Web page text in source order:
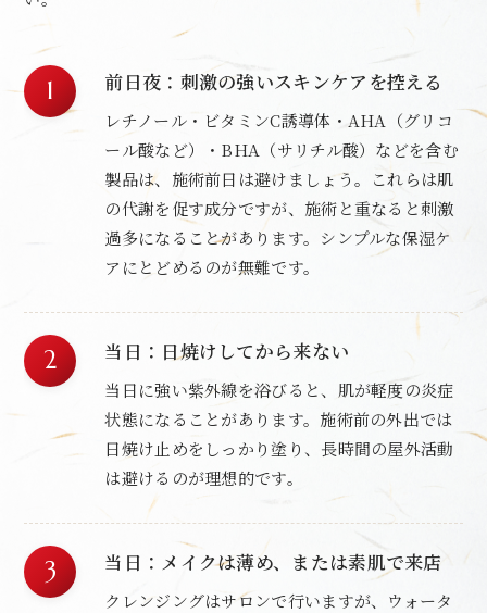
前日夜：刺激の強いスキンケアを控える
レチノール・ビタミンC誘導体・AHA（グリコ
ール酸など）・BHA（サリチル酸）などを含む
製品は、施術前日は避けましょう。これらは肌
の代謝を促す成分ですが、施術と重なると刺激
過多になることがあります。シンプルな保湿ケ
アにとどめるのが無難です。
当日：日焼けしてから来ない
当日に強い紫外線を浴びると、肌が軽度の炎症
状態になることがあります。施術前の外出では
日焼け止めをしっかり塗り、長時間の屋外活動
は避けるのが理想的です。
当日：メイクは薄め、または素肌で来店
クレンジングはサロンで行いますが、ウォータ